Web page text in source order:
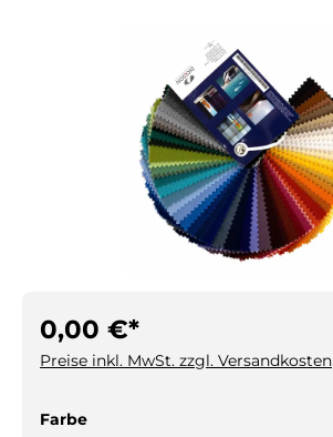
0,00 €*
Preise inkl. MwSt. zzgl. Versandkosten
Farbeauswählen